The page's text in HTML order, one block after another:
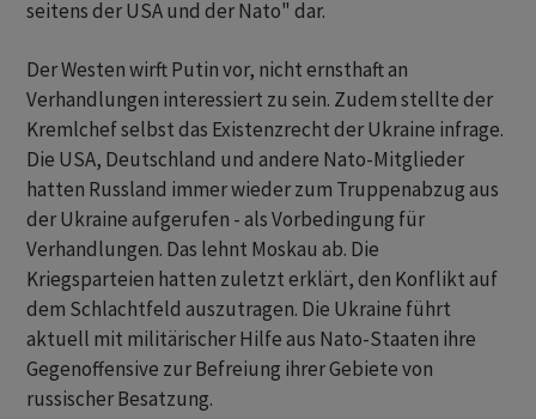
seitens der USA und der Nato" dar.
Der Westen wirft Putin vor, nicht ernsthaft an
Verhandlungen interessiert zu sein. Zudem stellte der
Kremlchef selbst das Existenzrecht der Ukraine infrage.
Die USA, Deutschland und andere Nato-Mitglieder
hatten Russland immer wieder zum Truppenabzug aus
der Ukraine aufgerufen - als Vorbedingung für
Verhandlungen. Das lehnt Moskau ab. Die
Kriegsparteien hatten zuletzt erklärt, den Konflikt auf
dem Schlachtfeld auszutragen. Die Ukraine führt
aktuell mit militärischer Hilfe aus Nato-Staaten ihre
Gegenoffensive zur Befreiung ihrer Gebiete von
russischer Besatzung.